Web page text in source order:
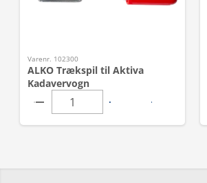
Varenr. 102300
ALKO Trækspil til Aktiva
Kadavervogn